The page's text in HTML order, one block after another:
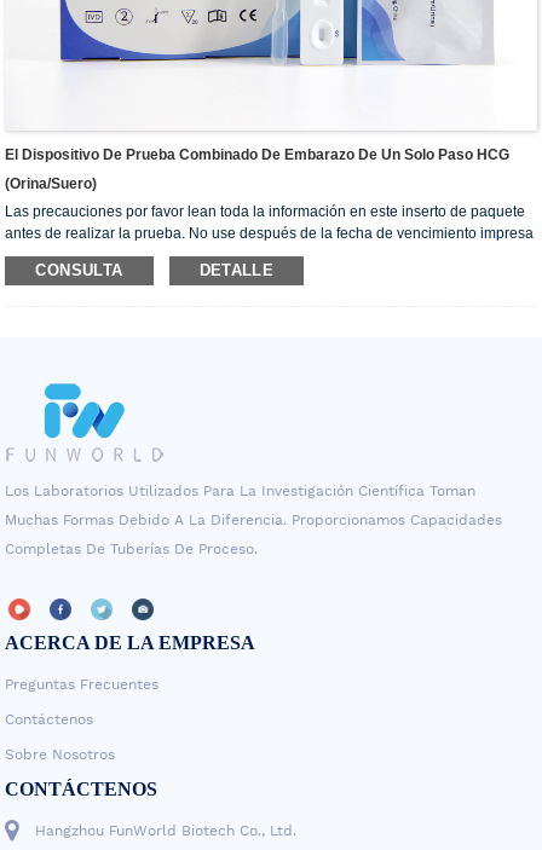
El Dispositivo De Prueba Combinado De Embarazo De Un Solo Paso HCG
(orina/suero)
Las precauciones por favor lean toda la información en este inserto de paquete
antes de realizar la prueba. No use después de la fecha de vencimiento impresa
en la bolsa de aluminio. No se congele. No use si la bolsa está desgarrada o
dañada. Mantenga fuera del alcance de los niños. Para el uso de diagnóstico in
CONSULTA DETALLE
Los Laboratorios Utilizados Para La Investigación Científica Toman
Muchas Formas Debido A La Diferencia. Proporcionamos Capacidades
Completas De Tuberías De Proceso.
ACERCA DE LA EMPRESA
Preguntas Frecuentes
Contáctenos
Sobre Nosotros
CONTÁCTENOS
Hangzhou FunWorld Biotech Co., Ltd.